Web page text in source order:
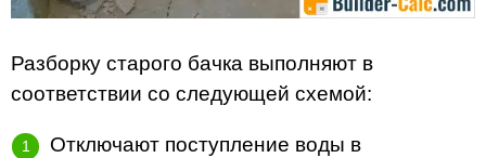
Разборку старого бачка выполняют в
соответствии со следующей схемой:
Отключают поступление воды в